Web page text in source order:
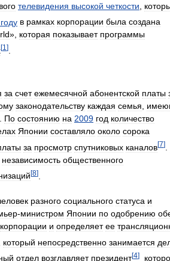
телевидения высокой четкости
году в рамках корпорации была создана
», которая показывает программы
[1 ]
за счет ежемесячной абонентской платы
законодательству каждая семья
По состоянию на 2009 год количество
Японии составляло около сорока
за просмотр спутниковых каналов[7]
независимость общественного
[8]
разного социального статуса и
-министром Японии по одобрению
корпорации и определяет ее
который непосредственно занимается
отдел возглавляет президент[4]